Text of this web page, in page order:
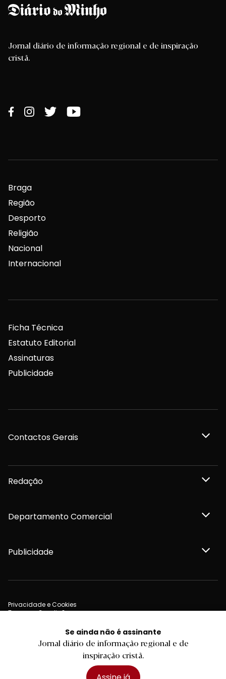
Se ainda não é assinante
Jornal diário de informação regional e de
inspiração cristã.
Jornal diário de informação regional e de inspiração
cristã.
Braga
Região
Desporto
Religião
Nacional
Internacional
Ficha Técnica
Estatuto Editorial
Assinaturas
Publicidade
Contactos Gerais
Redação
Departamento Comercial
Publicidade
Privacidade e Cookies
Termos e Condições
Política de Confidencialidade
for tomorrow byLKCOM
2026 Diário do Minho, Lda. © Todos os direitos reservados